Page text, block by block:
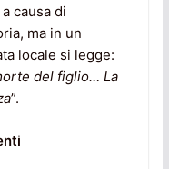
causa di
ma in un
locale si legge:
del figlio… La
”.